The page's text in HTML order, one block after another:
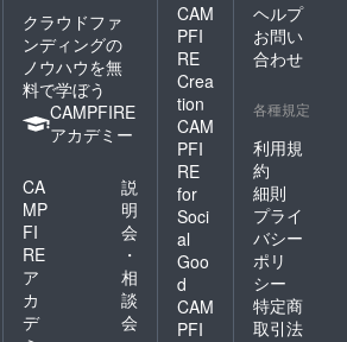
クラウドファ
ンディングの
ノウハウを無
料で学ぼう
CAMPFIRE
アカデミー
CA
MP
FI
RE
ア
カ
デ
説
明
会
・
相
談
会
CAM
PFI
RE
Crea
tion
CAM
PFI
RE
for
Soci
al
Goo
d
CAM
PFI
ヘルプ
お問い
合わせ
各種規定
利用規
約
細則
プライ
バシー
ポリ
シー
特定商
取引法